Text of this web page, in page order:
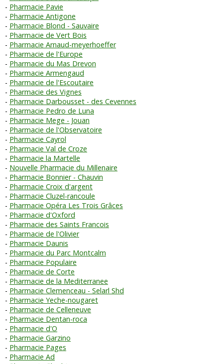
Pharmacie Pavie
Pharmacie Antigone
Pharmacie Blond - Sauvaire
Pharmacie de Vert Bois
Pharmacie Arnaud-meyerhoeffer
Pharmacie de l'Europe
Pharmacie du Mas Drevon
Pharmacie Armengaud
Pharmacie de l'Escoutaire
Pharmacie des Vignes
Pharmacie Darbousset - des Cevennes
Pharmacie Pedro de Luna
Pharmacie Mege - Jouan
Pharmacie de l'Observatoire
Pharmacie Cayrol
Pharmacie Val de Croze
Pharmacie la Martelle
Nouvelle Pharmacie du Millenaire
Pharmacie Bonnier - Chauvin
Pharmacie Croix d'argent
Pharmacie Cluzel-rancoule
Pharmacie Opéra Les Trois Grâces
Pharmacie d'Oxford
Pharmacie des Saints Francois
Pharmacie de l'Olivier
Pharmacie Daunis
Pharmacie du Parc Montcalm
Pharmacie Populaire
Pharmacie de Corte
Pharmacie de la Mediterranee
Pharmacie Clemenceau - Selarl Shd
Pharmacie Yeche-nougaret
Pharmacie de Celleneuve
Pharmacie Dentan-roca
Pharmacie d'O
Pharmacie Garzino
Pharmacie Pages
Pharmacie Ad